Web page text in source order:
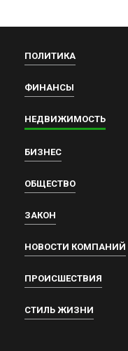
ПОЛИТИКА
ФИНАНСЫ
НЕДВИЖИМОСТЬ
БИЗНЕС
ОБЩЕСТВО
ЗАКОН
НОВОСТИ КОМПАНИЙ
ПРОИСШЕСТВИЯ
СТИЛЬ ЖИЗНИ